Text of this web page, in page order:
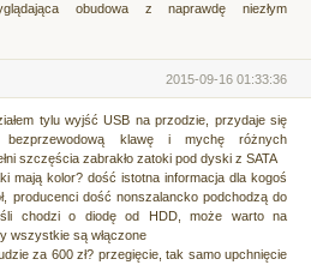
obudowa z naprawdę niezłym
2015-09-16 01:33:36
tylu wyjść USB na przodzie, przydaje się
klawę i mychę różnych
szczęścia zabrakło zatoki pod dyski z SATA
mają kolor? dość istotna informacja dla kogoś
producenci dość nonszalancko podchodzą do
chodzi o diodę od HDD, może warto na
wszystkie są włączone
za 600 zł? przegięcie, tak samo upchnięcie